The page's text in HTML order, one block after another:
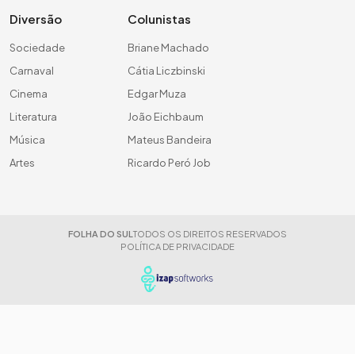
Diversão
Sociedade
Carnaval
Cinema
Literatura
Música
Artes
Colunistas
Briane Machado
Cátia Liczbinski
Edgar Muza
João Eichbaum
Mateus Bandeira
Ricardo Peró Job
FOLHA DO SUL TODOS OS DIREITOS RESERVADOS
POLÍTICA DE PRIVACIDADE